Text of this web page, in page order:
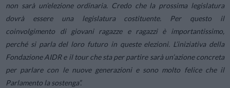
non sarà un’elezione ordinaria. Credo che la prossima legislatura
dovrà essere una legislatura costituente. Per questo il
coinvolgimento di giovani ragazze e ragazzi è importantissimo,
perché si parla del loro futuro in queste elezioni. L’iniziativa della
Fondazione AIDR e il tour che sta per partire sarà un’azione concreta
per parlare con le nuove generazioni e sono molto felice che il
Parlamento la sostenga”.